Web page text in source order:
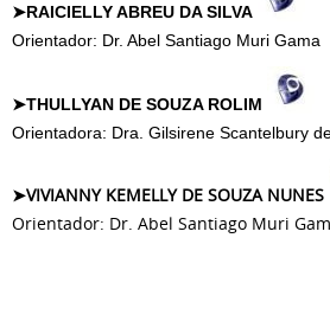
➤RAICIELLY ABREU DA SILVA
Orientador: Dr. Abel Santiago Muri Gama
➤THULLYAN DE SOUZA ROLIM
Orientadora: Dra. Gilsirene Scantelbury
➤VIVIANNY KEMELLY DE SOUZA NUNES
Orientador: Dr. Abel Santiago Muri